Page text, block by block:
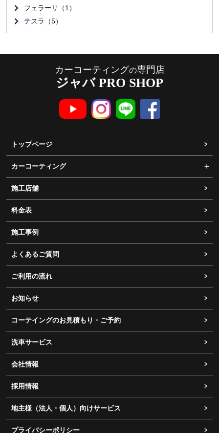
フェラーリ（1）
テスラ（5）
カーコーティングの専門店
ジャバ PRO SHOP
トップページ
カーコーティング
施工店舗
料金表
施工事例
よくあるご質問
ご利用の流れ
お知らせ
コーテイングのお見積もり・ご予約
洗車サービス
会社情報
採用情報
地主様（法人・個人）向けサービス
プライバシーポリシー